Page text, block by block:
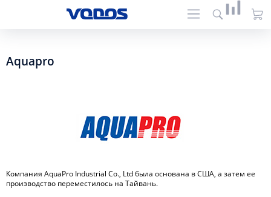
Aquapro
Компания AquaPro Industrial Co., Ltd была основана в США, а затем ее
производство переместилось на Тайвань.